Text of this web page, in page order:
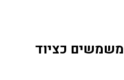
כציוד